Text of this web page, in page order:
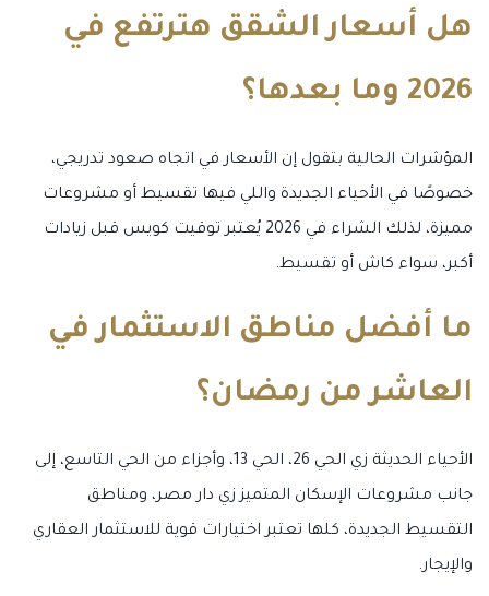
هل أسعار الشقق هترتفع في
2026 وما بعدها؟
المؤشرات الحالية بتقول إن الأسعار في اتجاه صعود تدريجي،
خصوصًا في الأحياء الجديدة واللي فيها تقسيط أو مشروعات
مميزة، لذلك الشراء في 2026 يُعتبر توقيت كويس قبل زيادات
أكبر، سواء كاش أو تقسيط.
ما أفضل مناطق الاستثمار في
العاشر من رمضان؟
الأحياء الحديثة زي الحي 26، الحي 13، وأجزاء من الحي التاسع، إلى
جانب مشروعات الإسكان المتميز زي دار مصر، ومناطق
التقسيط الجديدة، كلها تعتبر اختيارات قوية للاستثمار العقاري
والإيجار.